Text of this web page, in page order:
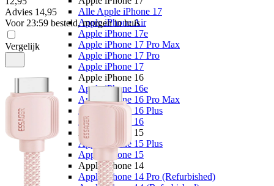
Alle Apple iPhone 17
Apple iPhone Air
Apple iPhone 17e
Apple iPhone 17 Pro Max
Apple iPhone 17 Pro
Apple iPhone 17
Apple iPhone 16
Apple iPhone 16e
Apple iPhone 16 Pro Max
Apple iPhone 16 Plus
Apple iPhone 16
Apple iPhone 15
Apple iPhone 15 Plus
Apple iPhone 15
Apple iPhone 14
Apple iPhone 14 Pro (Refurbished)
Advies 14,95
Voor 23:59 besteld, morgen in huis
Vergelijk